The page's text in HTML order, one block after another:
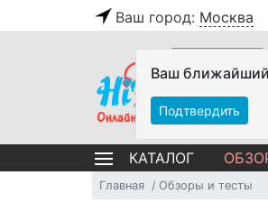
Ваш город: Москва
Ваш ближайший
Подтвердить
КАТАЛОГ
Главная Обзоры и тесты